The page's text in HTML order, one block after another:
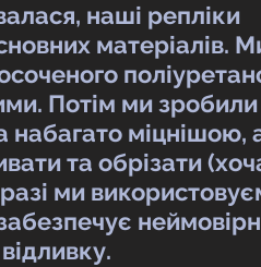
наші репліки
матеріалів.
Потім ми зробили
набагато міцнішою,
та обрізати
ми